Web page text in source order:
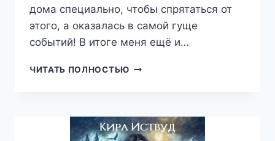
дома специально, чтобы спрятаться от
этого, а оказалась в самой гуще
событий! В итоге меня ещё и…
ЧИТАТЬ ПОЛНОСТЬЮ РАЗ
ДАРЬЯ
ДОЖДЬ